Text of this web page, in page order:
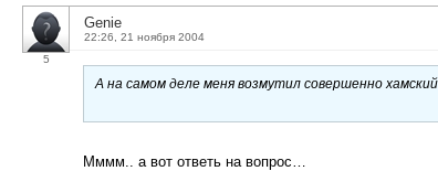
5
Genie
22:26, 21 ноября 2004
А на самом деле меня возмутил совершенно
Мммм.. а вот ответь на вопрос…